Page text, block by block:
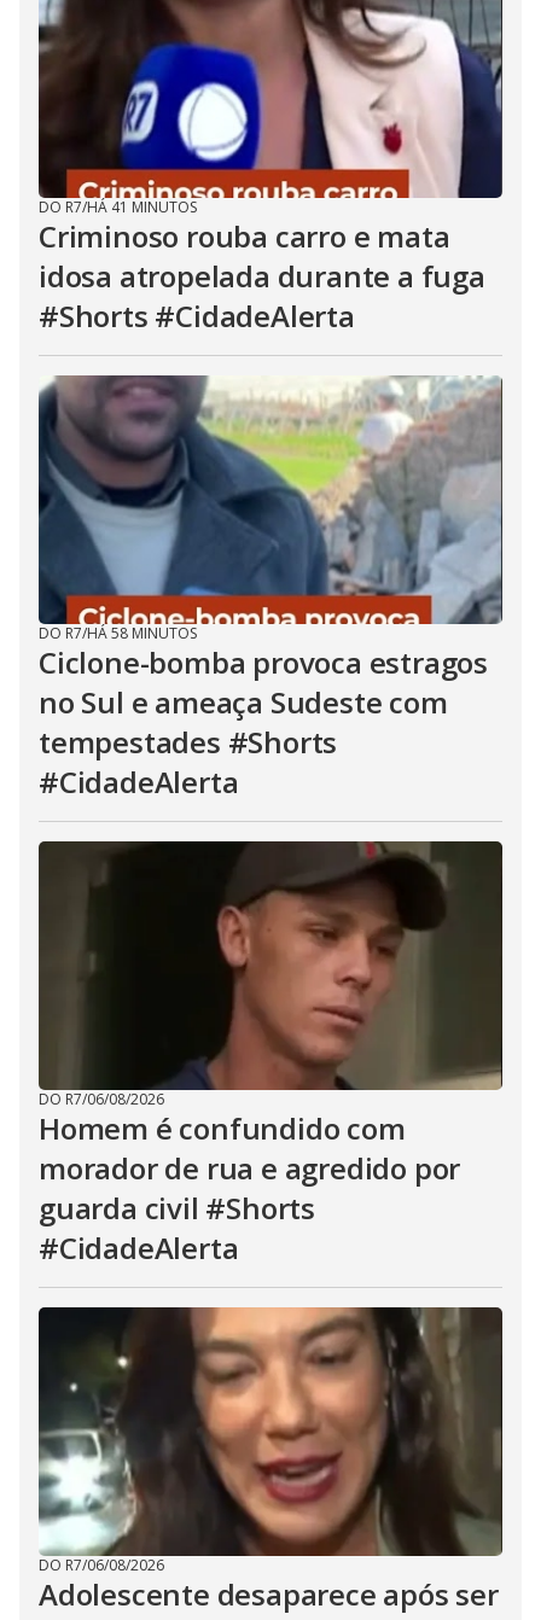
DO R7/HÁ 41 MINUTOS
Criminoso rouba carro e mata
idosa atropelada durante a fuga
#Shorts #CidadeAlerta
DO R7/HÁ 58 MINUTOS
Ciclone-bomba provoca estragos
no Sul e ameaça Sudeste com
tempestades #Shorts
#CidadeAlerta
DO R7/06/08/2026
Homem é confundido com
morador de rua e agredido por
guarda civil #Shorts
#CidadeAlerta
DO R7/06/08/2026
Adolescente desaparece após ser